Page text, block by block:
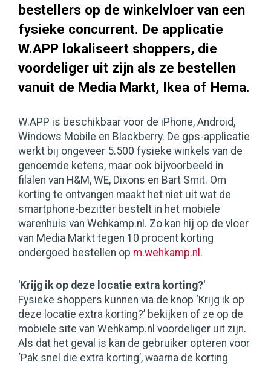
bestellers op de winkelvloer van een
fysieke concurrent. De applicatie
W.APP lokaliseert shoppers, die
voordeliger uit zijn als ze bestellen
vanuit de Media Markt, Ikea of Hema.
W.APP is beschikbaar voor de iPhone, Android,
Windows Mobile en Blackberry. De gps-applicatie
werkt bij ongeveer 5.500 fysieke winkels van de
genoemde ketens, maar ook bijvoorbeeld in
filalen van H&M, WE, Dixons en Bart Smit. Om
korting te ontvangen maakt het niet uit wat de
smartphone-bezitter bestelt in het mobiele
warenhuis van Wehkamp.nl. Zo kan hij op de vloer
van Media Markt tegen 10 procent korting
ondergoed bestellen op m.wehkamp.nl .
'Krijg ik op deze locatie extra korting?'
Fysieke shoppers kunnen via de knop ‘Krijg ik op
deze locatie extra korting?’ bekijken of ze op de
mobiele site van Wehkamp.nl voordeliger uit zijn.
Als dat het geval is kan de gebruiker opteren voor
‘Pak snel die extra korting’, waarna de korting